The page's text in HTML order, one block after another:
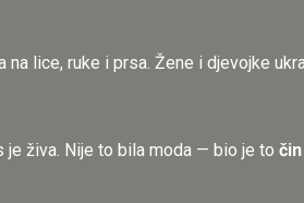
na lice, ruke i prsa. Žene i djevojke
je živa. Nije to bila moda — bio je to